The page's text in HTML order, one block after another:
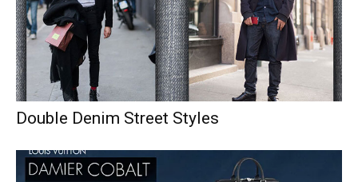
Double Denim Street Styles